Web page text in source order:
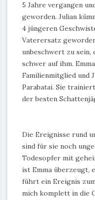
5 Jahre vergangen
geworden. Julian
4 jüngeren
Vaterersatz
unbeschwert zu
schwer auf ihm.
Familienmitglied und
Parabatai. Sie
der besten
Die Ereignisse rund
sind für sie noch
Todesopfer mit
ist Emma überzeugt,
führt ein Ereignis
mich komplett in die